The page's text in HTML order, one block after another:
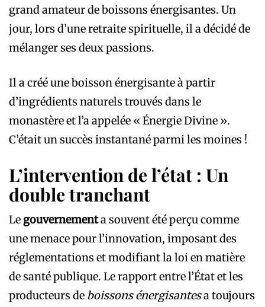
grand amateur de boissons énergisantes. Un
jour, lors d’une retraite spirituelle, il a décidé de
mélanger ses deux passions.
Il a créé une boisson énergisante à partir
d’ingrédients naturels trouvés dans le
monastère et l’a appelée « Énergie Divine ».
C’était un succès instantané parmi les moines !
L’intervention de l’état : Un
double tranchant
Le gouvernementa souvent été perçu comme
une menace pour l’innovation, imposant des
réglementations et modifiant la loi en matière
de santé publique. Le rapport entre l’État et les
producteurs de boissons énergisantesa toujours